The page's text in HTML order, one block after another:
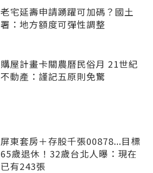
老宅延壽申請踴躍可加碼？國土
署：地方額度可彈性調整
購屋計畫卡關農曆民俗月 21世紀
不動產：謹記五原則免驚
屏東套房＋存股千張00878...目標
65歲退休！32歲台北人曝：現在
已有243張